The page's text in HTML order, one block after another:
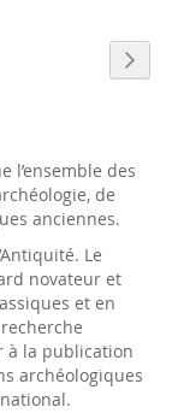
l’ensemble des
de
anciennes.
Le
novateur et
et en
à la publication
archéologiques